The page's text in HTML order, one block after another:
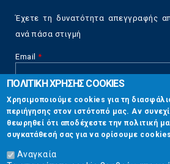
Έχετε τη δυνατότητα απεγγραφής
ανά πάσα στιγμή
Email *
CAPTCHA
This
question is
for testing
whether or
not you are a
Επικοινωνία
Στουρνάρη 17, Αθήνα 10683
ΠΟΛΙΤΙΚΗ ΧΡΗΣΗΣ COOKIES
Χρησιμοποιούμε cookies για τη
περιήγησης στον ιστότοπό μας. Αν
θεωρηθεί ότι αποδέχεστε την πολιτική
συγκατάθεσή σας για να ορίσουμε
Αναγκαία